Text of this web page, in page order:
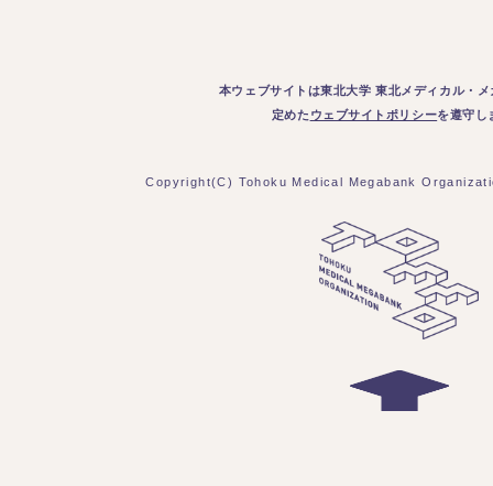
本ウェブサイトは東北大学 東北メディカル・
定めた ウェブサイトポリシーを遵守し
Copyright(C) Tohoku Medical Megabank